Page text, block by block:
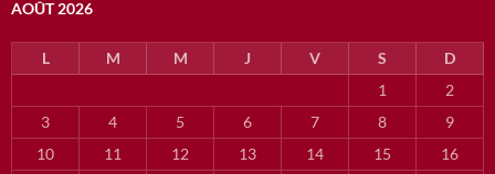
AOÛT 2026
L M M J V S
D
1
2
3
4 5 6 7 8
9
10
11 12 13 14 15 16